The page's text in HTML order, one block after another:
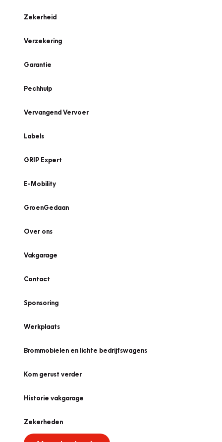
Zekerheid
Verzekering
Garantie
Pechhulp
Vervangend Vervoer
Labels
GRIP Expert
E-Mobility
GroenGedaan
Over ons
Vakgarage
Contact
Sponsoring
Werkplaats
Brommobielen en lichte bedrijfswagens
Kom gerust verder
Historie vakgarage
Zekerheden